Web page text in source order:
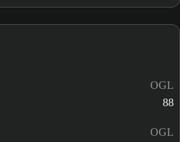
OGL
88
OGL